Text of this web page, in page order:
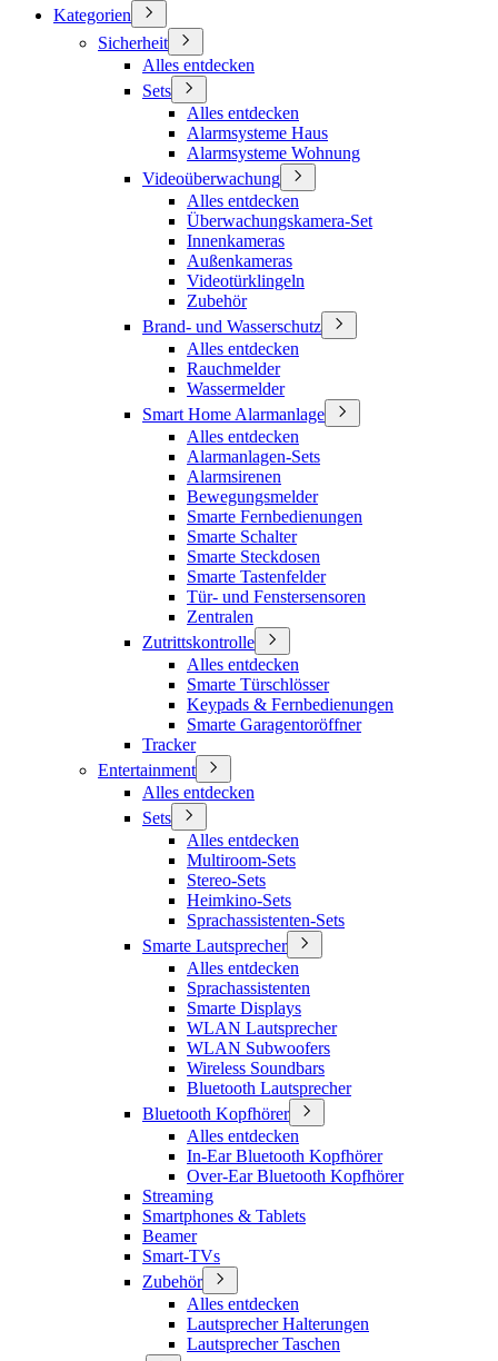
Kategorien
Sicherheit
Alles entdecken
Sets
Alles entdecken
Alarmsysteme Haus
Alarmsysteme Wohnung
Videoüberwachung
Alles entdecken
Überwachungskamera-Set
Innenkameras
Außenkameras
Videotürklingeln
Zubehör
Brand- und Wasserschutz
Alles entdecken
Rauchmelder
Wassermelder
Smart Home Alarmanlage
Alles entdecken
Alarmanlagen-Sets
Alarmsirenen
Bewegungsmelder
Smarte Fernbedienungen
Smarte Schalter
Smarte Steckdosen
Smarte Tastenfelder
Tür- und Fenstersensoren
Zentralen
Zutrittskontrolle
Alles entdecken
Smarte Türschlösser
Keypads & Fernbedienungen
Smarte Garagentoröffner
Tracker
Entertainment
Alles entdecken
Sets
Alles entdecken
Multiroom-Sets
Stereo-Sets
Heimkino-Sets
Sprachassistenten-Sets
Smarte Lautsprecher
Alles entdecken
Sprachassistenten
Smarte Displays
WLAN Lautsprecher
WLAN Subwoofers
Wireless Soundbars
Bluetooth Lautsprecher
Bluetooth Kopfhörer
Alles entdecken
In-Ear Bluetooth Kopfhörer
Over-Ear Bluetooth Kopfhörer
Streaming
Smartphones & Tablets
Beamer
Smart-TVs
Zubehör
Alles entdecken
Lautsprecher Halterungen
Lautsprecher Taschen